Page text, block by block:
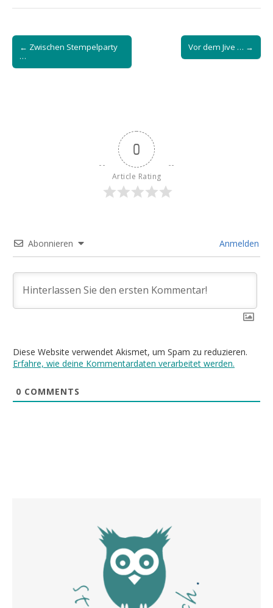
Post
navigation
← Zwischen Stempelparty
…
Vor dem Jive … →
0
Article Rating
Abonnieren Anmelden
Diese Website verwendet Akismet, um Spam zu reduzieren.
Erfahre, wie deine Kommentardaten verarbeitet werden.
0 COMMENTS